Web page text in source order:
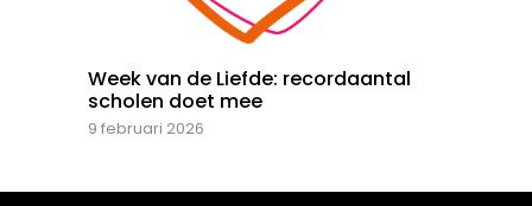
Week van de Liefde: recordaantal
scholen doet mee
9 februari 2026